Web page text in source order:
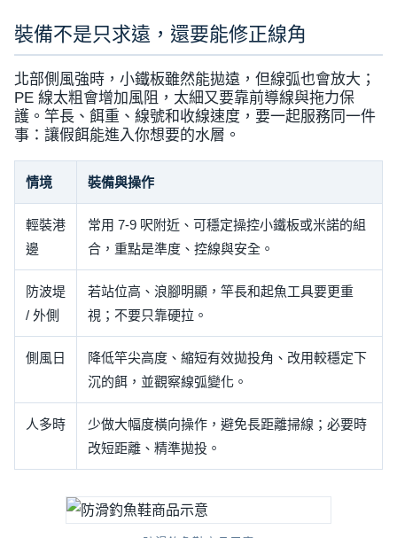
裝備不是只求遠，還要能修正線角
北部側風強時，小鐵板雖然能拋遠，但線弧也會放大；
PE 線太粗會增加風阻，太細又要靠前導線與拖力保
護。竿長、餌重、線號和收線速度，要一起服務同一件
事：讓假餌能進入你想要的水層。
情境 裝備與操作
輕裝港
邊
常用 7-9 呎附近、可穩定操控小鐵板或米諾的組
合，重點是準度、控線與安全。
防波堤
/ 外側
若站位高、浪腳明顯，竿長和起魚工具要更重
視；不要只靠硬拉。
側風日
降低竿尖高度、縮短有效拋投角、改用較穩定下
沉的餌，並觀察線弧變化。
人多時
少做大幅度橫向操作，避免長距離掃線；必要時
改短距離、精準拋投。